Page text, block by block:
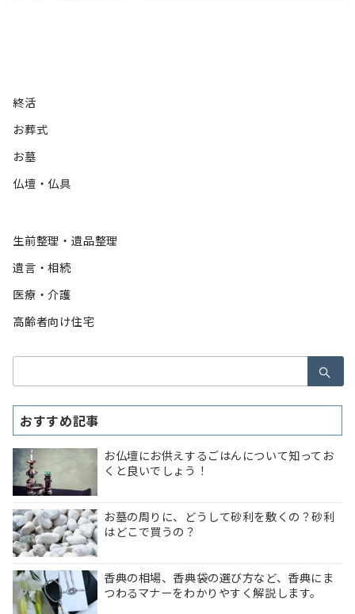
終活
お葬式
お墓
仏壇・仏具
生前整理・遺品整理
遺言・相続
医療・介護
高齢者向け住宅
索：
おすすめ記事
お仏壇にお供えするごはんについて知ってお
くと良いでしょう！
お墓の周りに、どうして砂利を敷くの？砂利
はどこで買うの？
香典の相場、香典袋の選び方など、香典にま
つわるマナーをわかりやすく解説します。